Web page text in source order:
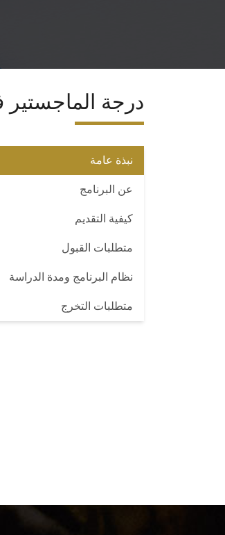
درجة الماجستير
نبذة عامة
عن البرنامج
كيفية التقديم
متطلبات القبول
نظام البرنامج ومدة الدراسة
متطلبات التخرج